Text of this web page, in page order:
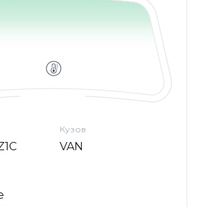
Кузов
VAN